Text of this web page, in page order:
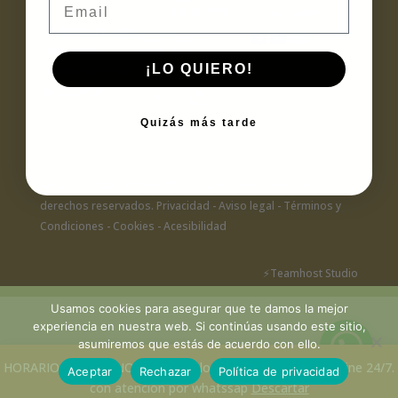
HORARIO DE VERANO, (tienda solo por las mañanas) - Online 24/7.
con atención por whatssapDescartar
Tu Floristería de
confianza
desde hace más
de 25 años
ivars@floris
teriaivars.e
derechos reservados. Privacidad - Aviso legal - Términos y
Condiciones - Cookies -Acesibilidad
⚡Teamhost Studio
Usamos cookies para asegurar que te damos la mejor
experiencia en nuestra web. Si continúas usando este sitio,
asumiremos que estás de acuerdo con ello.
Aceptar
Rechazar Política de privacidad
¡LO QUIERO!
Quizás más tarde